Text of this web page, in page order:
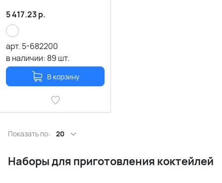
5 417.23р.
арт. 5-682200
в наличии: 89 шт.
В корзину
Показать по: 20
Наборы для приготовления коктейлей